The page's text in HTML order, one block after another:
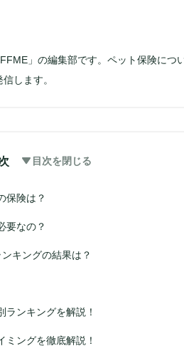
」の編集部です。ペット保険につ
します。
目次を閉じる
保険は？
要なの？
キングの結果は？
ンキングを解説！
ングを徹底解説！